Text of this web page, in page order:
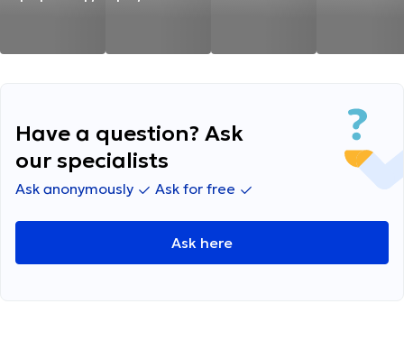
Have a question? Ask
our specialists
Ask anonymously Ask for free
Ask here